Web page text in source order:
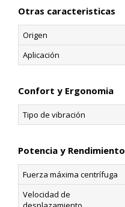
Otras caracteristicas
Origen
Aplicación
Confort y Ergonomia
Tipo de vibración
Potencia y Rendimiento
Fuerza máxima centrífuga
Velocidad de